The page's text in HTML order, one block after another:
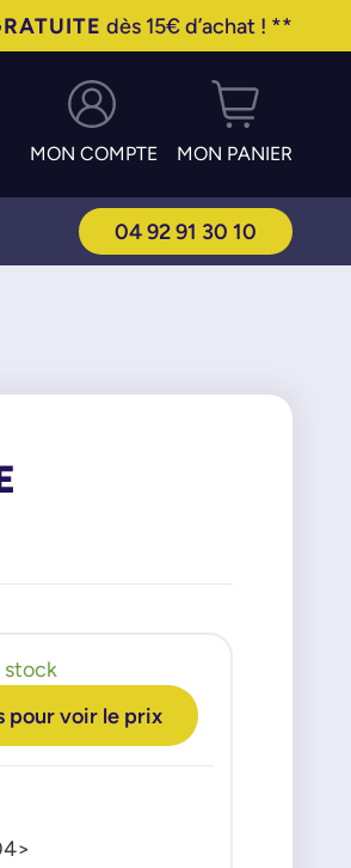
dès 15€ d’achat ! **
MON COMPTE MON PANIER
04 92 91 30 10
stock
pour voir le prix